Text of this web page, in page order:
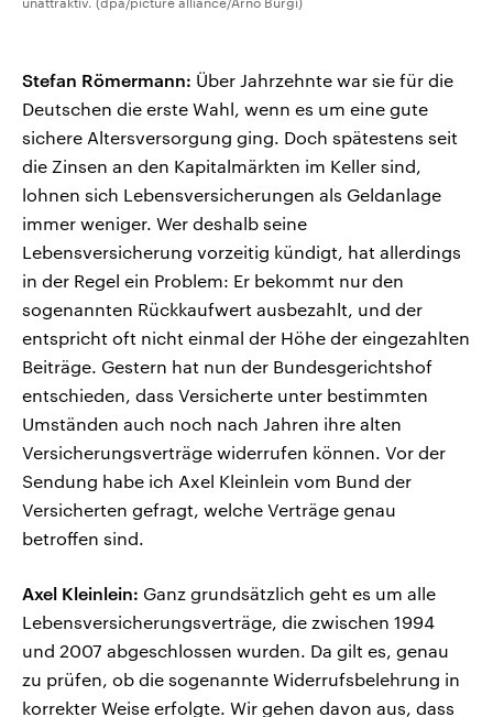
Stefan Römermann: Über Jahrzehnte war sie für die
Deutschen die erste Wahl, wenn es um eine gute
sichere Altersversorgung ging. Doch spätestens seit
die Zinsen an den Kapitalmärkten im Keller sind,
lohnen sich Lebensversicherungen als Geldanlage
immer weniger. Wer deshalb seine
Lebensversicherung vorzeitig kündigt, hat allerdings
in der Regel ein Problem: Er bekommt nur den
sogenannten Rückkaufwert ausbezahlt, und der
entspricht oft nicht einmal der Höhe der eingezahlten
Beiträge. Gestern hat nun der Bundesgerichtshof
entschieden, dass Versicherte unter bestimmten
Umständen auch noch nach Jahren ihre alten
Versicherungsverträge widerrufen können. Vor der
Sendung habe ich Axel Kleinlein vom Bund der
Versicherten gefragt, welche Verträge genau
betroffen sind.
Axel Kleinlein: Ganz grundsätzlich geht es um alle
Lebensversicherungsverträge, die zwischen 1994
und 2007 abgeschlossen wurden. Da gilt es, genau
zu prüfen, ob die sogenannte Widerrufsbelehrung in
korrekter Weise erfolgte. Wir gehen davon aus, dass